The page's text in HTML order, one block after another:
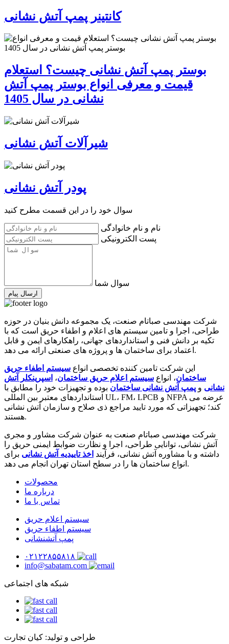
کانتینر پمپ آتش نشانی
بوستر پمپ آتش نشانی چیست؟ استعلام
قیمت و معرفی انواع بوستر پمپ آتش
نشانی در سال 1405
شیرآلات آتش نشانی
پودر آتش نشانی
سوال خود را در این قسمت مطرح کنید
نام و نام خانوادگی
پست الکترونیکی
سوال شما
ارسال پیام
شرکت مهندسی صباتام صنعت، یک مجموعه دانش بنیان در حوزه
طراحی، اجرا و تامین سیستم های اعلام و اطفاء حریق است که با
تکیه بر دانش فنی و استانداردهای جهانی، راهکارهای ایمن و قابل
اعتماد برای ساختمان ها و پروژه های صنعتی ارائه می دهد.
این شرکت تامین کننده تخصصی انواع سیستم اطفاء حریق
ساختمان، انواع سیستم اعلام حریق ساختمان، اسپرینکلر آتش
نشانی و پمپ آتش نشانی ساختمان بوده و تجهیزات خود را مطابق با
استانداردهای معتبر بین المللی UL، FM، LPCB و NFPA عرضه می
کند؛ تجهیزاتی که مورد تایید مراجع ذی صلاح و سازمان آتش نشانی
هستند.
شرکت مهندسی صباتام صنعت به عنوان شرکت مشاور و مجری
آتش نشانی، توانایی طراحی، اجرا و نظارت ضوابط ایمنی حریق را
داشته و با مشاوره آتش نشانی، فرآیند اخذ تاییدیه آتش نشانی برای
انواع ساختمان ها را در سطح استان تهران انجام می دهد.
محصولات
درباره ما
تماس با ما
سیستم اعلام حریق
سیستم اطفاء حریق
پمپ آتشنشانی
۰۲۱۲۲۸۵۵۸۱۸
info@sabatam.com
شبکه های اجتماعی
طراحی و تولید: کیان تجارت